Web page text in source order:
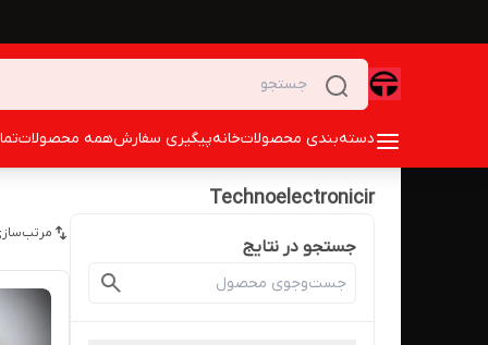
دسته‌بندی محصولاتخانهپیگیری سفارشهمه محصولات
Technoelectronicir
جستجو در نتایج